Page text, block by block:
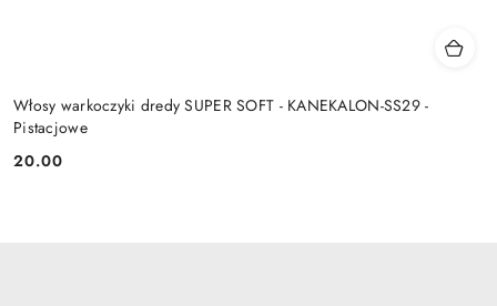
Włosy warkoczyki dredy SUPER SOFT - KANEKALON-SS29 -
Pistacjowe
Cena:
20.00